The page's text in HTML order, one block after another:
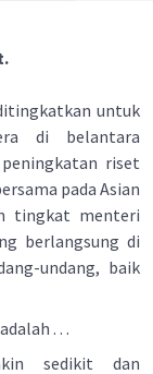
untuk
di belantara
riset
pada Asian
tingkat menteri
berlangsung di
undang, baik
. . .
sedikit dan